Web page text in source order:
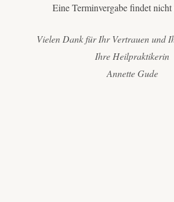
Eine Terminvergabe findet nicht
Vielen Dank für Ihr Vertrauen und
Ihre Heilpraktikerin
Annette Gude